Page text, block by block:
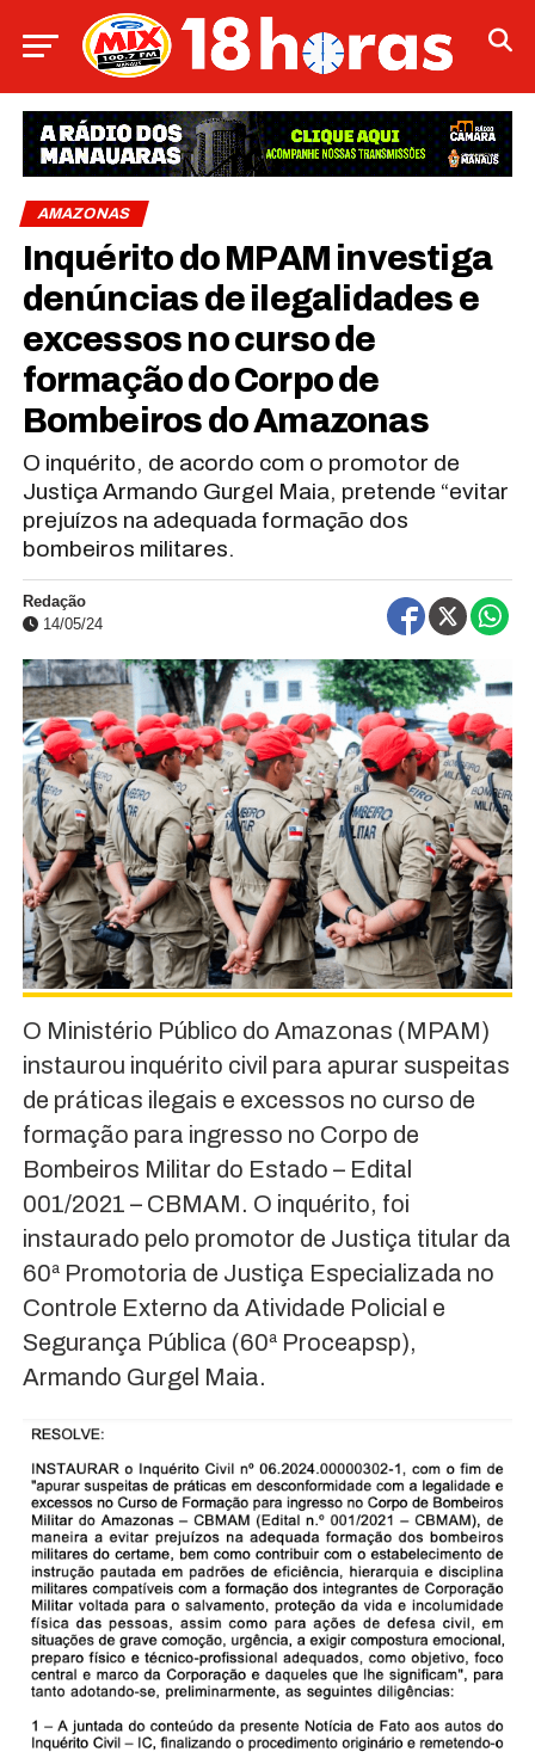
AMAZONAS
Inquérito do MPAM investiga
denúncias de ilegalidades e
excessos no curso de
formação do Corpo de
Bombeiros do Amazonas
O inquérito, de acordo com o promotor de
Justiça Armando Gurgel Maia, pretende “evitar
prejuízos na adequada formação dos
bombeiros militares.
Redação
14/05/24
O Ministério Público do Amazonas (MPAM)
instaurou inquérito civil para apurar suspeitas
de práticas ilegais e excessos no curso de
formação para ingresso no Corpo de
Bombeiros Militar do Estado – Edital
001/2021 – CBMAM. O inquérito, foi
instaurado pelo promotor de Justiça titular da
60ª Promotoria de Justiça Especializada no
Controle Externo da Atividade Policial e
Segurança Pública (60ª Proceapsp),
Armando Gurgel Maia.